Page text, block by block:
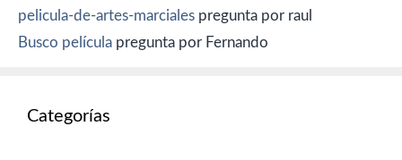
pelicula-de-artes-marciales pregunta por raul
Busco película pregunta por Fernando
Categorías